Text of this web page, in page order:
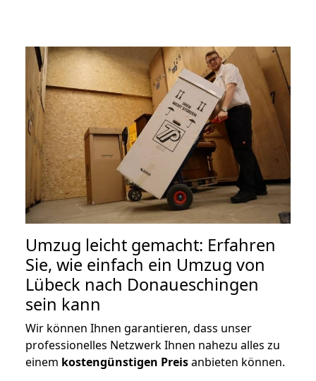
Umzug leicht gemacht: Erfahren
Sie, wie einfach ein Umzug von
Lübeck nach Donaueschingen
sein kann
Wir können Ihnen garantieren, dass unser
professionelles Netzwerk Ihnen nahezu alles zu
einem kostengünstigen Preisanbieten können.